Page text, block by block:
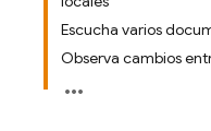
Escucha varios
Observa cambios